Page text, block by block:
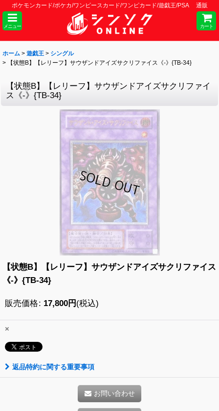
ポケモンカード/ポケカ/ワンピースカード/ワンピカード/遊戯王/PSA 通販
メニュー カート
ホーム > 遊戯王 > シングル
>
【状態B】【レリーフ】サウザンドアイズサクリファイス《-》{TB-34}
【状態B】【レリーフ】サウザンドアイズサクリファイ
ス《-》{TB-34}
【状態B】【レリーフ】サウザンドアイズサクリファイス
《-》{TB-34}
販売価格: 17,800円 (税込)
×
返品特約に関する重要事項
お問い合わせ